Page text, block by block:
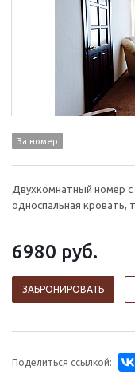
За номер
Двухкомнатный номер
односпальная кровать,
6980 руб.
ЗАБРОНИРОВАТЬ
Поделиться ссылкой: